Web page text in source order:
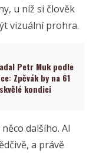
u níž si člověk
vizuální prohra.
Petr Muk podle
Zpěvák by na 61
kondici
dalšího. AI
a právě